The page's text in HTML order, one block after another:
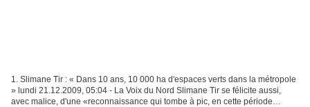
1. Slimane Tir : « Dans 10 ans, 10 000 ha d'espaces verts dans la métropole
» lundi 21.12.2009, 05:04 - La Voix du Nord Slimane Tir se félicite aussi,
avec malice, d'une «reconnaissance qui tombe à pic, en cette période